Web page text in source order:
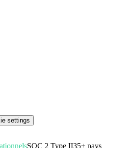
settings
SOC 2 Type II35+ pays